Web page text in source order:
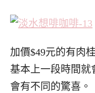
加價$49元的有肉
基本上一段時間就
會有不同的驚喜。